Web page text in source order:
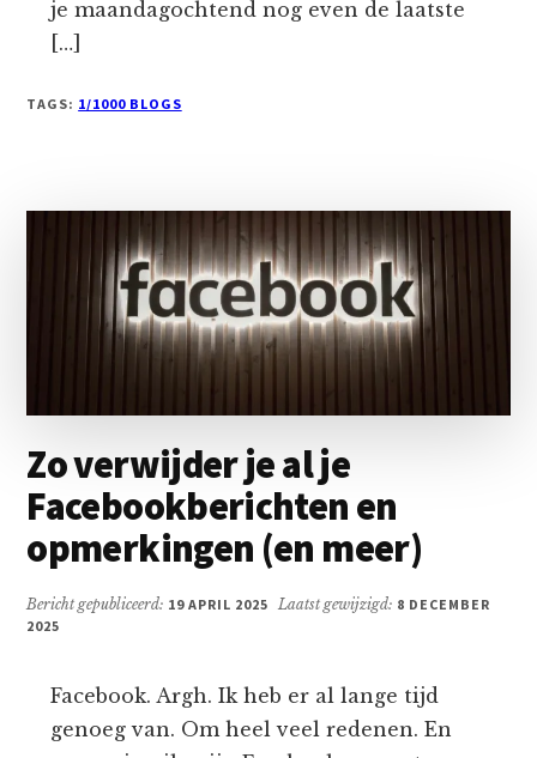
je maandagochtend nog even de laatste
[…]
TAGS: 1/1000 BLOGS
Zo verwijder je al je
Facebookberichten en
opmerkingen (en meer)
Bericht gepubliceerd: 19 APRIL 2025 Laatst gewijzigd: 8 DECEMBER
2025
Facebook. Argh. Ik heb er al lange tijd
genoeg van. Om heel veel redenen. En